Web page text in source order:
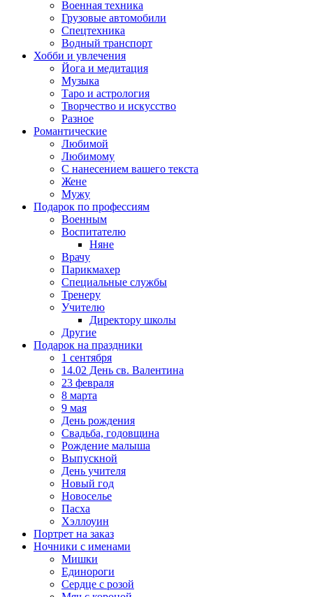
Военная техника
Грузовые автомобили
Спецтехника
Водный транспорт
Хобби и увлечения
Йога и медитация
Музыка
Таро и астрология
Творчество и искусство
Разное
Романтические
Любимой
Любимому
С нанесением вашего текста
Жене
Мужу
Подарок по профессиям
Военным
Воспитателю
Няне
Врачу
Парикмахер
Специальные службы
Тренеру
Учителю
Директору школы
Другие
Подарок на праздники
1 сентября
14.02 День св. Валентина
23 февраля
8 марта
9 мая
День рождения
Свадьба, годовщина
Рождение малыша
Выпускной
День учителя
Новый год
Новоселье
Пасха
Хэллоуин
Портрет на заказ
Ночники с именами
Мишки
Единороги
Сердце с розой